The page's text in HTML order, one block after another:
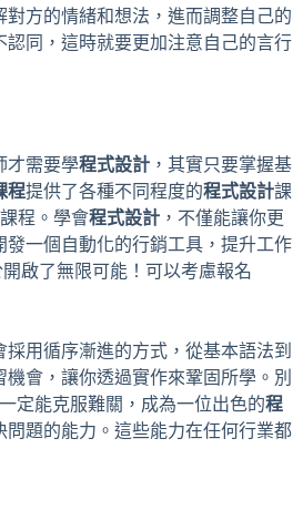
方的情緒和想法，進而調整自己的
同，這時就要更加注意自己的言行
才需要學程式設計 ，其實只要掌握基
程提供了各種不同程度的程式設計課
程。學會程式設計 ，不僅能讓你更
一個自動化的行銷工具，提升工作
開啟了無限可能！可以考慮報名
採用循序漸進的方式，從基本語法到
會，讓你透過實作來鞏固所學。別
定能克服難關，成為一位出色的程
題的能力。這些能力在任何行業都